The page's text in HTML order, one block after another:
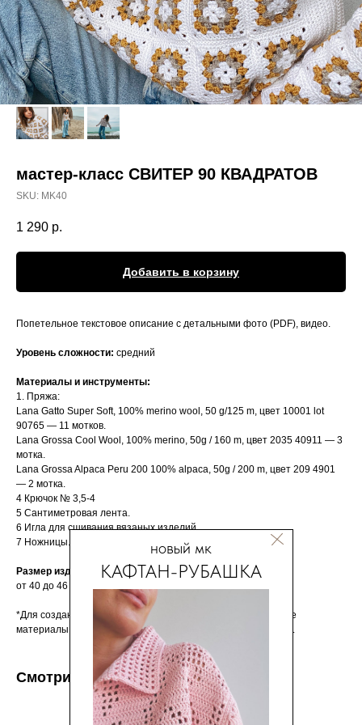
КАФТАН-РУБАШКА
новый мк
мастер-класс СВИТЕР 90 КВАДРАТОВ
SKU: MK40
1 290 р.
Добавить в корзину
Попетельное текстовое описание с детальными фото (PDF), видео.
Уровень сложности: средний
Материалы и инструменты:
1. Пряжа:
Lana Gatto Super Soft, 100% merino wool, 50 g/125 m, цвет 10001 lot
90765 — 11 мотков.
Lana Grossa Cool Wool, 100% merino, 50g / 160 m, цвет 2035 40911 — 3
мотка.
Lana Grossa Alpaca Peru 200 100% alpaca, 50g / 200 m, цвет 209 4901
— 2 мотка.
4 Крючок № 3,5-4
5 Сантиметровая лента.
6 Игла для сшивания вязаных изделий.
7 Ножницы.
Размер изделия:
от 40 до 46
*Для создания данного изделия можно использовать любые
материалы, схожие по характеристикам с рекомендуемыми.
Смотрите так же